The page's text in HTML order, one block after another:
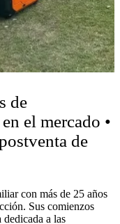
de
el mercado •
de
con más de 25 años
Sus comienzos
a las